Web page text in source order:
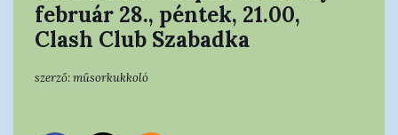
február 28., péntek, 21.00,
Clash Club Szabadka
szerző:műsorkukkoló